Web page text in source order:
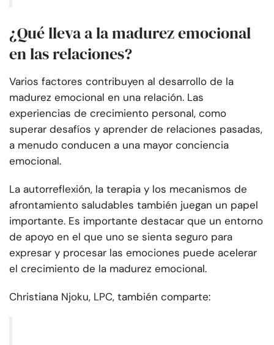
¿Qué lleva a la madurez emocional
en las relaciones?
Varios factores contribuyen al desarrollo de la
madurez emocional en una relación. Las
experiencias de crecimiento personal, como
superar desafíos y aprender de relaciones pasadas,
a menudo conducen a una mayor conciencia
emocional.
La autorreflexión, la terapia y los mecanismos de
afrontamiento saludables también juegan un papel
importante. Es importante destacar que un entorno
de apoyo en el que uno se sienta seguro para
expresar y procesar las emociones puede acelerar
el crecimiento de la madurez emocional.
Christiana Njoku, LPC, también comparte: